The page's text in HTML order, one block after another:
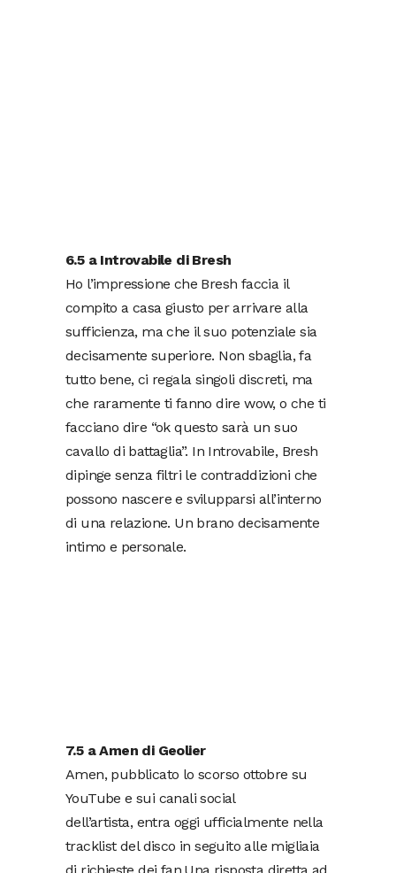
6.5 a Introvabile di Bresh
Ho l’impressione che Bresh faccia il
compito a casa giusto per arrivare alla
sufficienza, ma che il suo potenziale sia
decisamente superiore. Non sbaglia, fa
tutto bene, ci regala singoli discreti, ma
che raramente ti fanno dire wow, o che ti
facciano dire “ok questo sarà un suo
cavallo di battaglia”. In Introvabile, Bresh
dipinge senza filtri le contraddizioni che
possono nascere e svilupparsi all’interno
di una relazione. Un brano decisamente
intimo e personale.
7.5 a Amen di Geolier
Amen, pubblicato lo scorso ottobre su
YouTube e sui canali social
dell’artista, entra oggi ufficialmente nella
tracklist del disco in seguito alle migliaia